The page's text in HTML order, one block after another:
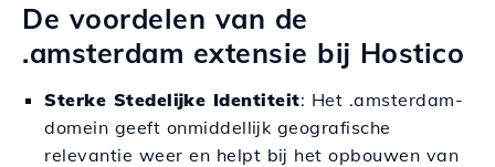
De voordelen van de
.amsterdam extensie bij Hostico
Sterke Stedelijke Identiteit: Het .amsterdam-
domein geeft onmiddellijk geografische
relevantie weer en helpt bij het opbouwen van